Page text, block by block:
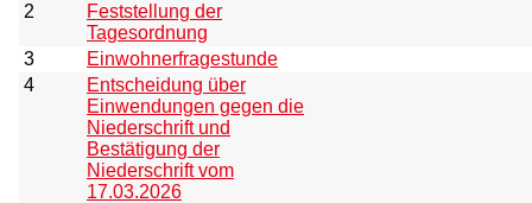
2
Feststellung der
Tagesordnung
3
Einwohnerfragestunde
4
Entscheidung über
Einwendungen gegen die
Niederschrift und
Bestätigung der
Niederschrift vom
17.03.2026